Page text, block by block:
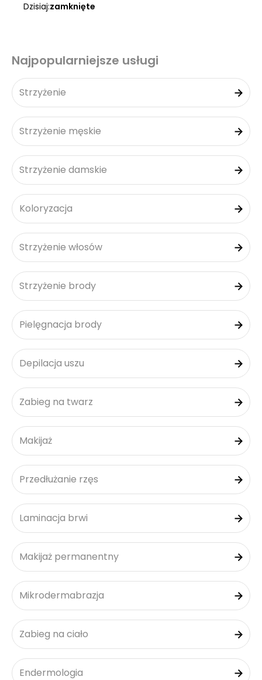
Dzisiaj:zamknięte
Najpopularniejsze usługi
Strzyżenie
Strzyżenie męskie
Strzyżenie damskie
Koloryzacja
Strzyżenie włosów
Strzyżenie brody
Pielęgnacja brody
Depilacja uszu
Zabieg na twarz
Makijaż
Przedłużanie rzęs
Laminacja brwi
Makijaż permanentny
Mikrodermabrazja
Zabieg na ciało
Endermologia